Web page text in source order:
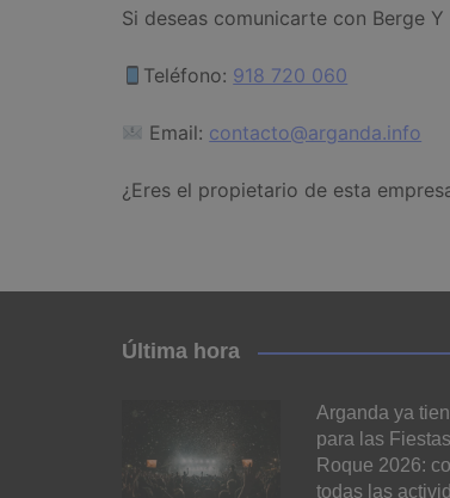
Si deseas comunicarte con Berge
Teléfono: 918 720 060
Email: contacto@arganda.info
¿Eres el propietario de esta
Última hora
Arganda ya
para las
Roque 2026:
todas las